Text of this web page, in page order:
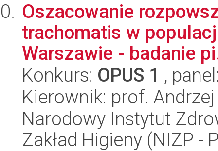
Oszacowanie
trachomatis w
Warszawie - badanie
Konkurs: OPUS 1 ,
Kierownik: prof.
Narodowy Instytut
Zakład Higieny (NIZP -